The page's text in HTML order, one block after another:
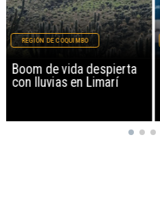
Boom de vida despierta
con lluvias en Limarí
REGIÓN DE COQUIMBO